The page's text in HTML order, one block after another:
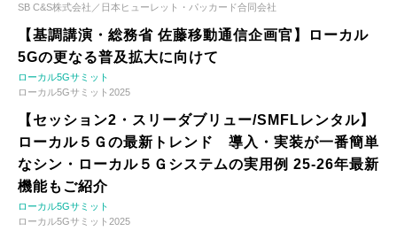
SB C&S株式会社／日本ヒューレット・パッカード合同会社
【基調講演・総務省 佐藤移動通信企画官】ローカル
5Gの更なる普及拡大に向けて
ローカル5Gサミット
ローカル5Gサミット2025
【セッション2・スリーダブリュー/SMFLレンタル】
ローカル５Ｇの最新トレンド 導入・実装が一番簡単
なシン・ローカル５Ｇシステムの実用例 25-26年最新
機能もご紹介
ローカル5Gサミット
ローカル5Gサミット2025